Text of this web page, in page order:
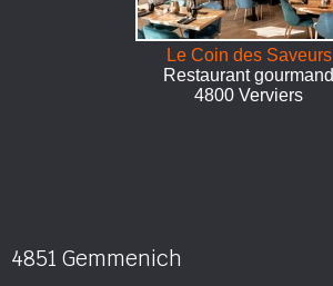
Le Coin des Saveurs
Restaurant gourmand
4800 Verviers
4851 Gemmenich